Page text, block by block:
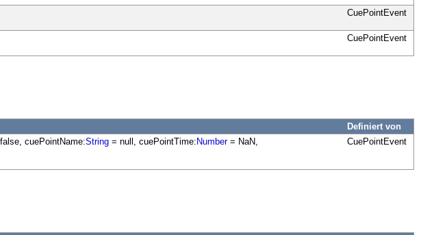
CuePointEvent
CuePointEvent
Definiert von
cuePointName:String = null, cuePointTime:Number= NaN,
CuePointEvent